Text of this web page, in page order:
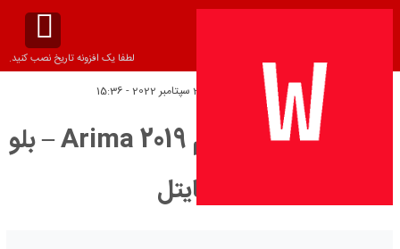
لطفا یک افزونه تاریخ نصب کنید.
تاریخ انتشار:
دانلود زیرنویس فیلم Arima 2019 – بلو
سابتايتل